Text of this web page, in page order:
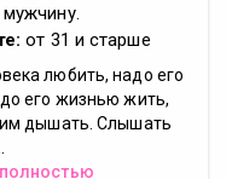
мужчину.
от 31 и старше
любить, надо его
его жизнью жить,
дышать. Слышать